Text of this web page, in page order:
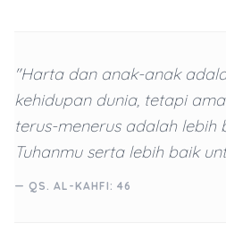
"Harta dan anak-anak
kehidupan dunia, tetapi
terus-menerus adalah lebih
Tuhanmu serta lebih baik
— QS. AL-KAHFI: 46